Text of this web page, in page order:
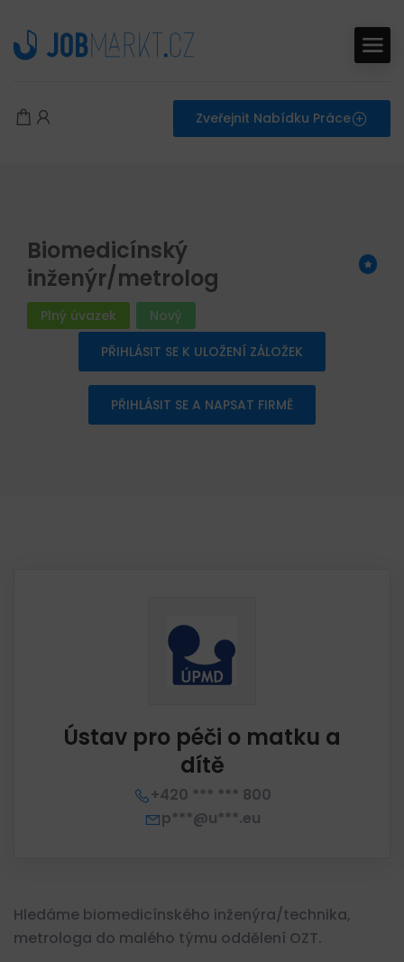
Zveřejnit Nabídku Práce
Biomedicínský
inženýr/metrolog
Plný úvazek
Nový
PŘIHLÁSIT SE K ULOŽENÍ ZÁLOŽEK
PŘIHLÁSIT SE A NAPSAT FIRMĚ
Ústav pro péči o matku a
dítě
+420 *** *** 800
p***@u***.eu
Hledáme biomedicínského inženýra/technika,
metrologa do malého týmu oddělení OZT.